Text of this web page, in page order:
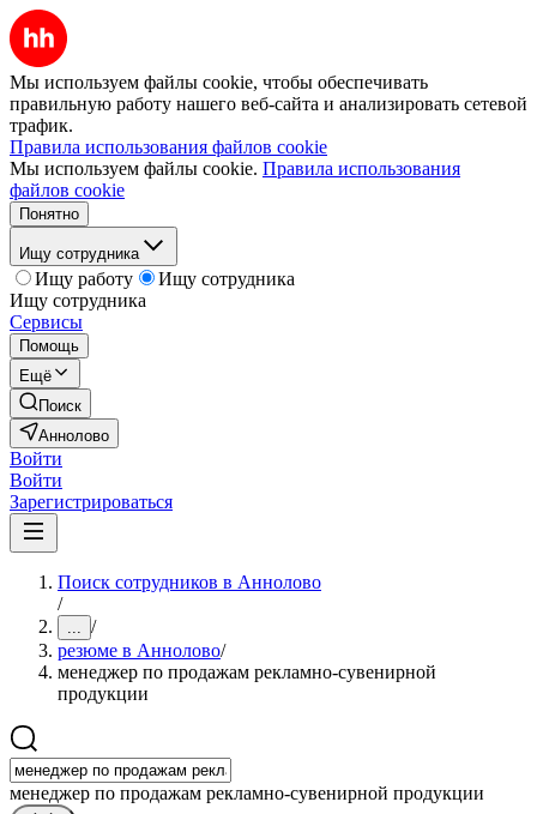
Мы используем файлы cookie, чтобы обеспечивать
правильную работу нашего веб-сайта и анализировать сетевой
трафик.
Правила использования файлов cookie
Мы используем файлы cookie. Правила использования
файлов cookie
Понятно
Ищу сотрудника
Ищу работу
Ищу сотрудника
Ищу сотрудника
Сервисы
Помощь
Ещё
Поиск
Аннолово
Войти
Войти
Зарегистрироваться
Поиск сотрудников в Аннолово
/
... /
резюме в Аннолово/
менеджер по продажам рекламно-сувенирной
продукции
менеджер по продажам рекламно-сувенирной продукции